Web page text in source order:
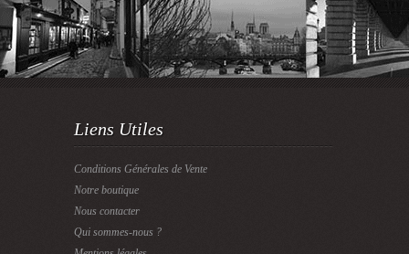
Liens Utiles
Conditions Générales de Vente
Notre boutique
Nous contacter
Qui sommes-nous ?